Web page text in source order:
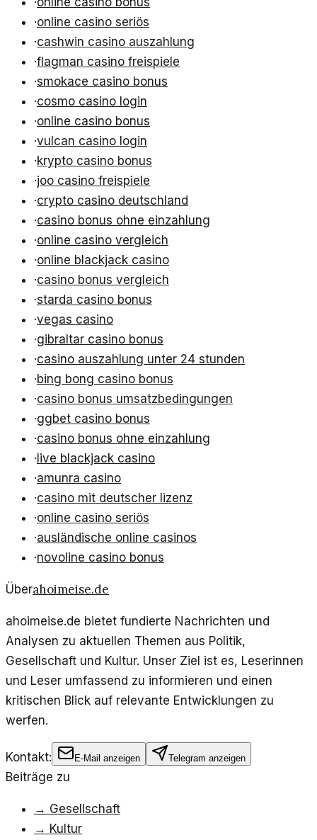
·online casino seriös
·cashwin casino auszahlung
·flagman casino freispiele
·smokace casino bonus
·cosmo casino login
·online casino bonus
·vulcan casino login
·krypto casino bonus
·joo casino freispiele
·crypto casino deutschland
·casino bonus ohne einzahlung
·online casino vergleich
·online blackjack casino
·casino bonus vergleich
·starda casino bonus
·vegas casino
·gibraltar casino bonus
·casino auszahlung unter 24 stunden
·bing bong casino bonus
·casino bonus umsatzbedingungen
·ggbet casino bonus
·casino bonus ohne einzahlung
·live blackjack casino
·amunra casino
·casino mit deutscher lizenz
·online casino seriös
·ausländische online casinos
·novoline casino bonus
Überahoimeise.de
ahoimeise.de bietet fundierte Nachrichten und
Analysen zu aktuellen Themen aus Politik,
Gesellschaft und Kultur. Unser Ziel ist es, Leserinnen
und Leser umfassend zu informieren und einen
kritischen Blick auf relevante Entwicklungen zu
werfen.
Kontakt: E-Mail anzeigen Telegram anzeigen
Beiträge zu
→ Gesellschaft
→ Kultur